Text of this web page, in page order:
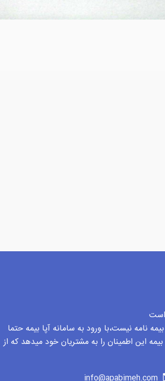
است
نامه نیست،با ورود به سامانه آپا بیمه حتما
این اطمینان را به مشتریان خود میدهد که از
info@apabimeh.com